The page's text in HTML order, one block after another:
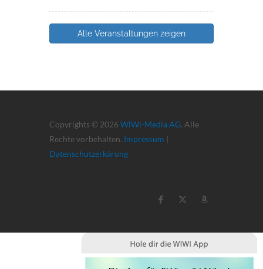
Alle Veranstaltungen zeigen
Copyrights © 2026 WiWi-Media AG. Alle
Rechte vorbehalten. Impressum |
Datenschutzerkärung